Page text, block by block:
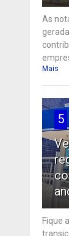
As
Mais
5
Fique